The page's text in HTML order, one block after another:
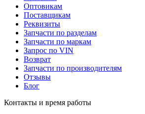
Оптовикам
Поставщикам
Реквизиты
Запчасти по разделам
Запчасти по маркам
Запрос по VIN
Возврат
Запчасти по производителям
Отзывы
Блог
Контакты и время работы